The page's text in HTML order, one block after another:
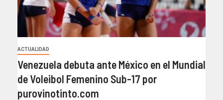
ACTUALIDAD
Venezuela debuta ante México en el Mundial
de Voleibol Femenino Sub-17 por
purovinotinto.com